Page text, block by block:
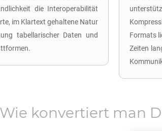
die Interoperabilität
im Klartext gehaltene Natur
tabellarischer Daten und
Formats
Zeiten
Wie konvertiert man